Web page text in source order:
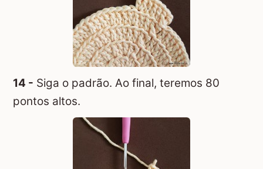
14 - Siga o padrão. Ao final, teremos 80
pontos altos.